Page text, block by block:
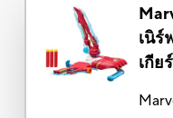
เนิร์
เกียร์